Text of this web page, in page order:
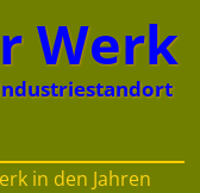
Werk
in den Jahren